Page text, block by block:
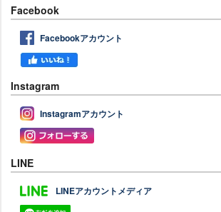
Facebook
Facebookアカウント
Instagram
Instagramアカウント
LINE
LINEアカウントメディア